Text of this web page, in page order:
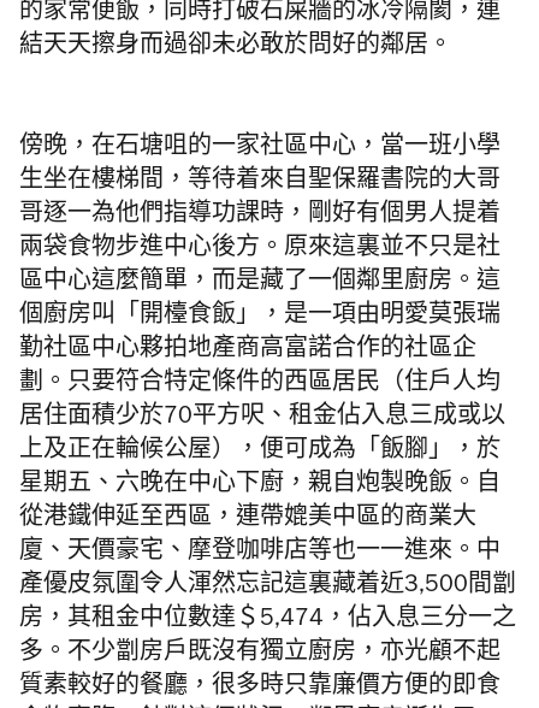
的家常便飯，同時打破石屎牆的冰冷隔閡，連
結天天擦身而過卻未必敢於問好的鄰居。
傍晚，在石塘咀的一家社區中心，當一班小學
生坐在樓梯間，等待着來自聖保羅書院的大哥
哥逐一為他們指導功課時，剛好有個男人提着
兩袋食物步進中心後方。原來這裏並不只是社
區中心這麼簡單，而是藏了一個鄰里廚房。這
個廚房叫「開檯食飯」，是一項由明愛莫張瑞
勤社區中心夥拍地產商高富諾合作的社區企
劃。只要符合特定條件的西區居民（住戶人均
居住面積少於70平方呎、租金佔入息三成或以
上及正在輪候公屋），便可成為「飯腳」，於
星期五、六晚在中心下廚，親自炮製晚飯。自
從港鐵伸延至西區，連帶媲美中區的商業大
廈、天價豪宅、摩登咖啡店等也一一進來。中
產優皮氛圍令人渾然忘記這裏藏着近3,500間劏
房，其租金中位數達＄5,474，佔入息三分一之
多。不少劏房戶既沒有獨立廚房，亦光顧不起
質素較好的餐廳，很多時只靠廉價方便的即食